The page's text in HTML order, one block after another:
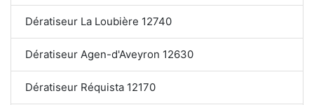
Dératiseur La Loubière 12740
Dératiseur Agen-d'Aveyron 12630
Dératiseur Réquista 12170